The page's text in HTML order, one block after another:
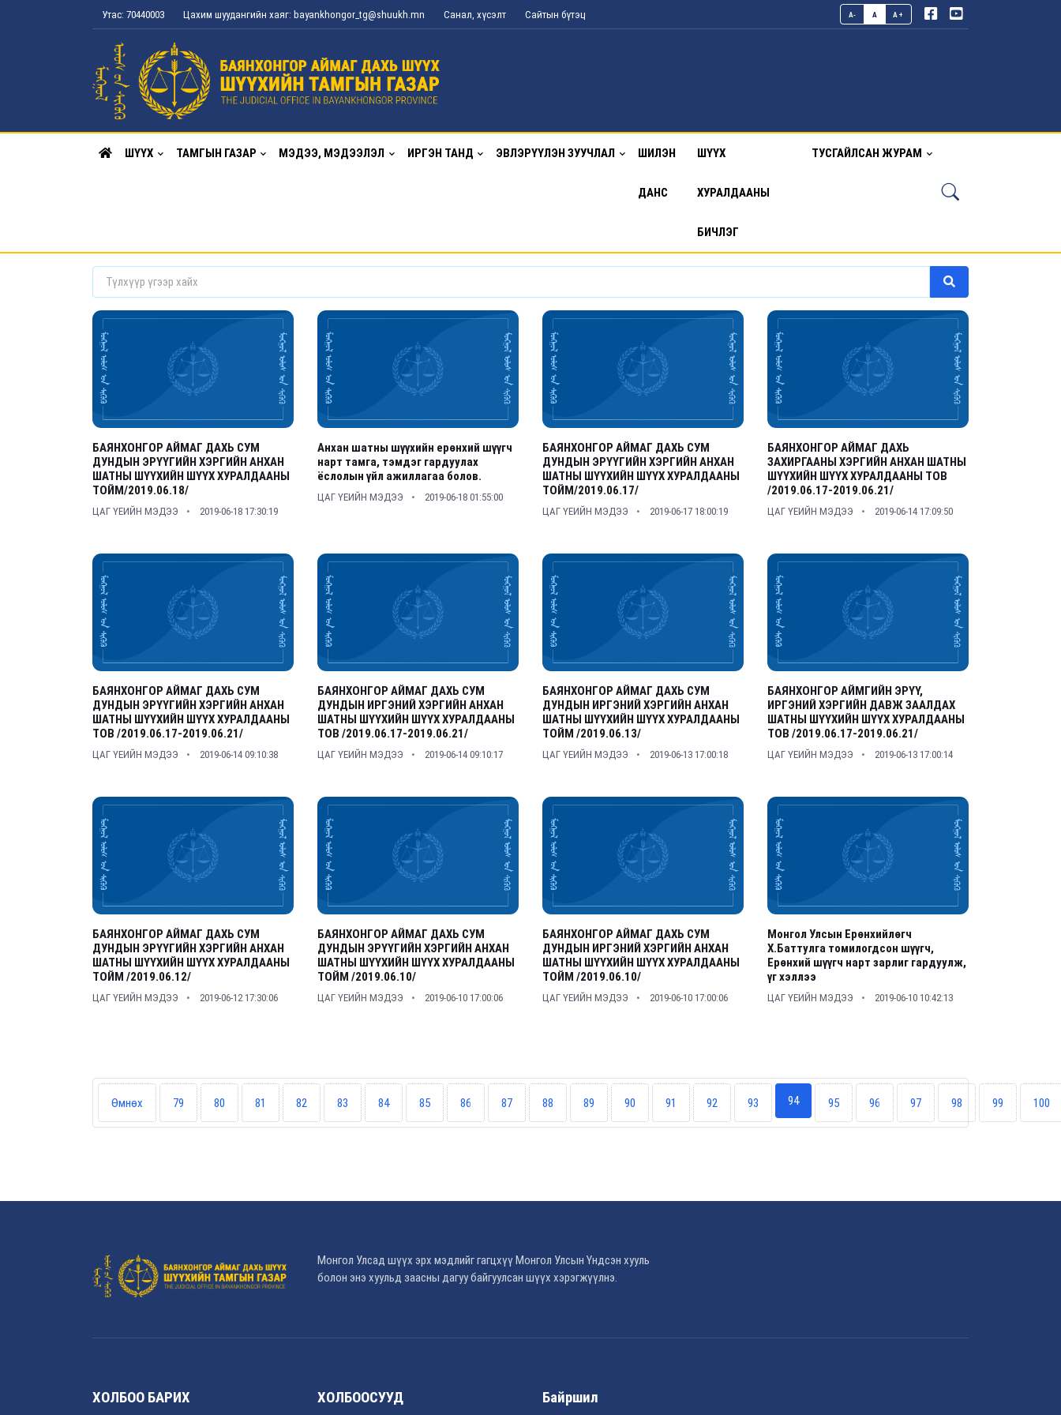
Утас: 70440003 Цахим шуудангийн хаяг: bayankhongor_tg@shuukh.mn Санал, хүсэлт Сайтын бүтэц A- A A+
ШҮҮХ ТАМГЫН ГАЗАР МЭДЭЭ, МЭДЭЭЛЭЛ ИРГЭН ТАНД ЭВЛЭРҮҮЛЭН ЗУУЧЛАЛ ШИЛЭН
ДАНС
ШҮҮХ
ХУРАЛДААНЫ
БИЧЛЭГ
ТУСГАЙЛСАН ЖУРАМ
БАЯНХОНГОР АЙМАГ ДАХЬ СУМ
ДУНДЫН ЭРҮҮГИЙН ХЭРГИЙН АНХАН
ШАТНЫ ШҮҮХИЙН ШҮҮХ ХУРАЛДААНЫ
ТОЙМ/2019.06.18/
ЦАГ ҮЕИЙН МЭДЭЭ 2019-06-18 17:30:19
Анхан шатны шүүхийн ерөнхий шүүгч
нарт тамга, тэмдэг гардуулах
ёслолын үйл ажиллагаа болов.
ЦАГ ҮЕИЙН МЭДЭЭ 2019-06-18 01:55:00
БАЯНХОНГОР АЙМАГ ДАХЬ СУМ
ДУНДЫН ЭРҮҮГИЙН ХЭРГИЙН АНХАН
ШАТНЫ ШҮҮХИЙН ШҮҮХ ХУРАЛДААНЫ
ТОЙМ/2019.06.17/
ЦАГ ҮЕИЙН МЭДЭЭ 2019-06-17 18:00:19
БАЯНХОНГОР АЙМАГ ДАХЬ
ЗАХИРГААНЫ ХЭРГИЙН АНХАН ШАТНЫ
ШҮҮХИЙН ШҮҮХ ХУРАЛДААНЫ ТОВ
/2019.06.17-2019.06.21/
ЦАГ ҮЕИЙН МЭДЭЭ 2019-06-14 17:09:50
БАЯНХОНГОР АЙМАГ ДАХЬ СУМ
ДУНДЫН ЭРҮҮГИЙН ХЭРГИЙН АНХАН
ШАТНЫ ШҮҮХИЙН ШҮҮХ ХУРАЛДААНЫ
ТОВ /2019.06.17-2019.06.21/
ЦАГ ҮЕИЙН МЭДЭЭ 2019-06-14 09:10:38
БАЯНХОНГОР АЙМАГ ДАХЬ СУМ
ДУНДЫН ИРГЭНИЙ ХЭРГИЙН АНХАН
ШАТНЫ ШҮҮХИЙН ШҮҮХ ХУРАЛДААНЫ
ТОВ /2019.06.17-2019.06.21/
ЦАГ ҮЕИЙН МЭДЭЭ 2019-06-14 09:10:17
БАЯНХОНГОР АЙМАГ ДАХЬ СУМ
ДУНДЫН ИРГЭНИЙ ХЭРГИЙН АНХАН
ШАТНЫ ШҮҮХИЙН ШҮҮХ ХУРАЛДААНЫ
ТОЙМ /2019.06.13/
ЦАГ ҮЕИЙН МЭДЭЭ 2019-06-13 17:00:18
БАЯНХОНГОР АЙМГИЙН ЭРҮҮ,
ИРГЭНИЙ ХЭРГИЙН ДАВЖ ЗААЛДАХ
ШАТНЫ ШҮҮХИЙН ШҮҮХ ХУРАЛДААНЫ
ТОВ /2019.06.17-2019.06.21/
ЦАГ ҮЕИЙН МЭДЭЭ 2019-06-13 17:00:14
БАЯНХОНГОР АЙМАГ ДАХЬ СУМ
ДУНДЫН ЭРҮҮГИЙН ХЭРГИЙН АНХАН
ШАТНЫ ШҮҮХИЙН ШҮҮХ ХУРАЛДААНЫ
ТОЙМ /2019.06.12/
ЦАГ ҮЕИЙН МЭДЭЭ 2019-06-12 17:30:06
БАЯНХОНГОР АЙМАГ ДАХЬ СУМ
ДУНДЫН ЭРҮҮГИЙН ХЭРГИЙН АНХАН
ШАТНЫ ШҮҮХИЙН ШҮҮХ ХУРАЛДААНЫ
ТОЙМ /2019.06.10/
ЦАГ ҮЕИЙН МЭДЭЭ 2019-06-10 17:00:06
БАЯНХОНГОР АЙМАГ ДАХЬ СУМ
ДУНДЫН ИРГЭНИЙ ХЭРГИЙН АНХАН
ШАТНЫ ШҮҮХИЙН ШҮҮХ ХУРАЛДААНЫ
ТОЙМ /2019.06.10/
ЦАГ ҮЕИЙН МЭДЭЭ 2019-06-10 17:00:06
Монгол Улсын Ерөнхийлөгч
Х.Баттулга томилогдсон шүүгч,
Ерөнхий шүүгч нарт зарлиг гардуулж,
үг хэллээ
ЦАГ ҮЕИЙН МЭДЭЭ 2019-06-10 10:42:13
Өмнөх 79 80 81 82 83 84 85 86 87 88 89 90 91 92 93 94 95 96 97 98 99 100
Монгол Улсад шүүх эрх мэдлийг гагцхүү Монгол Улсын Үндсэн хууль
болон энэ хуульд заасны дагуу байгуулсан шүүх хэрэгжүүлнэ.
ХОЛБОО БАРИХ ХОЛБООСУУД Байршил